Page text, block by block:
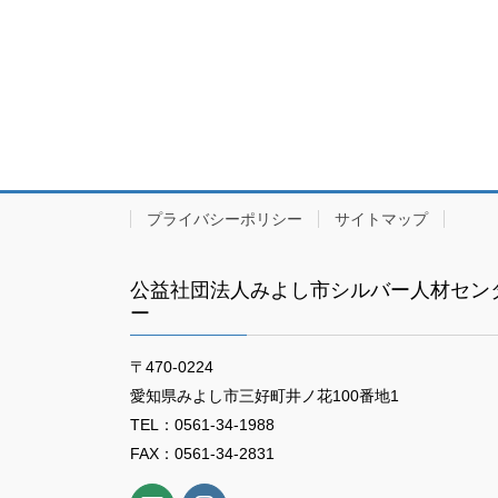
プライバシーポリシー サイトマップ
公益社団法人みよし市シルバー人材セン
ー
〒470-0224
愛知県みよし市三好町井ノ花100番地1
TEL：0561-34-1988
FAX：0561-34-2831